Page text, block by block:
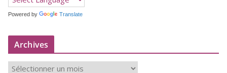
Powered by Translate
Archives